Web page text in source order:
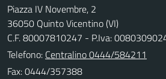
Piazza IV Novembre, 2
36050 Quinto Vicentino (VI)
C.F. 80007810247 - P.Iva:
Telefono: Centralino 0444/584211
Fax: 0444/357388